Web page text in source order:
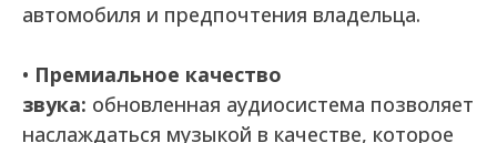
автомобиля и предпочтения владельца.
• Премиальное качество
звука: обновленная аудиосистема позволяет
наслаждаться музыкой в качестве, которое